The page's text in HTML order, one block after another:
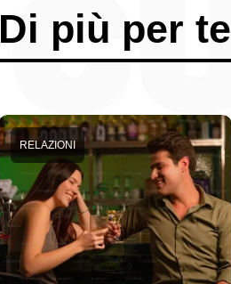
Di più per te
RELAZIONI